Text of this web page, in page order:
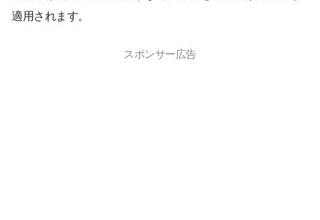
適用されます。
スポンサー広告